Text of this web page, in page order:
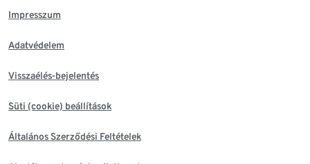
Impresszum
Adatvédelem
Visszaélés-bejelentés
Süti (cookie) beállítások
Általános Szerződési Feltételek